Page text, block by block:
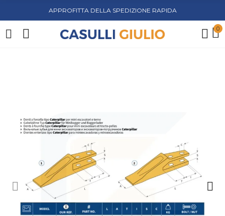
APPROFITTA DELLA SPEDIZIONE RAPIDA
0